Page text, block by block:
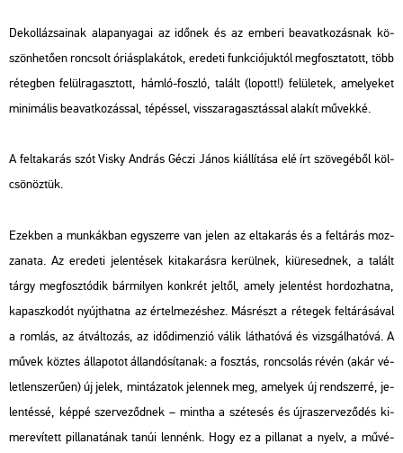
De­kol­lá­zsa­i­nak alap­anya­gai az idő­nek és az em­be­ri be­avat­ko­zás­nak kö­
szön­he­tő­en ron­csolt óri­ás­pla­ká­tok, ere­de­ti funk­ci­ó­juk­tól meg­fosz­ta­tott, több
ré­teg­ben fe­lül­ra­gasz­tott, hámló-fosz­ló, ta­lált (lo­pott!) fe­lü­le­tek, ame­lye­ket
mi­ni­má­lis be­avat­ko­zás­sal, té­pés­sel, vissza­ra­gasz­tás­sal ala­kít mű­vek­ké.
Afel­ta­ka­rásszót Visky And­rás Géczi János ki­ál­lí­tá­sa elé írt szö­ve­gé­ből köl­
csö­nöz­tük.
Ezek­ben a mun­kák­ban egy­szer­re van jelen az el­ta­ka­rás és a fel­tá­rás moz­
za­na­ta. Az ere­de­ti je­len­té­sek ki­ta­ka­rás­ra ke­rül­nek, ki­üre­sed­nek, a ta­lált
tárgy meg­fosz­tó­dik bár­mi­lyen konk­rét jel­től, amely je­len­tést hor­doz­hat­na,
ka­pasz­ko­dót nyújt­hat­na az ér­tel­me­zés­hez. Más­részt a ré­te­gek fel­tá­rá­sá­val
a rom­lás, az át­vál­to­zás, az idő­di­men­zió válik lát­ha­tó­vá és vizs­gál­ha­tó­vá. A
művek köz­tes ál­la­po­tot ál­lan­dó­sí­ta­nak: a fosz­tás, ron­cso­lás révén (akár vé­
let­len­sze­rű­en) új jelek, min­tá­za­tok je­len­nek meg, ame­lyek új rend­szer­ré, je­
len­tés­sé, képpé szer­ve­ződ­nek – mint­ha a szét­esés és új­ra­szer­ve­ző­dés ki­
me­re­ví­tett pil­la­na­tá­nak tanúi len­nénk. Hogy ez a pil­la­nat a nyelv, a mű­vé­